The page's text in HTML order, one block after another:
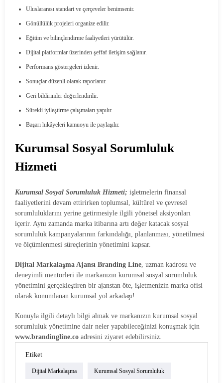
Uluslararası standart ve çerçeveler benimsenir.
Gönüllülük projeleri organize edilir.
Eğitim ve bilinçlendirme faaliyetleri yürütülür.
Dijital platformlar üzerinden şeffaf iletişim sağlanır.
Performans göstergeleri izlenir.
Sonuçlar düzenli olarak raporlanır.
Geri bildirimler değerlendirilir.
Sürekli iyileştirme çalışmaları yapılır.
Başarı hikâyeleri kamuoyu ile paylaşılır.
Kurumsal Sosyal Sorumluluk
Hizmeti
Kurumsal Sosyal Sorumluluk Hizmeti; işletmelerin finansal
faaliyetlerini devam ettirirken toplumsal, kültürel ve çevresel
sorumluluklarını yerine getirmesiyle ilgili yönetsel aksiyonları
içerir. Aynı zamanda marka itibarına artı değer katacak sosyal
sorumluluk kampanyalarının farkındalığı, planlanması, yönetilmesi
ve ölçümlenmesi süreçlerinin yönetimini kapsar.
Dijital Markalaşma Ajansı Branding Line, uzman kadrosu ve
deneyimli mentorleri ile markanızın kurumsal sosyal sorumluluk
yönetimini gerçekleştiren bir ajanstan öte, işletmenizin marka ofisi
olarak konumlanan kurumsal yol arkadaşı!
Konuyla ilgili detaylı bilgi almak ve markanızın kurumsal sosyal
sorumluluk yönetimine dair neler yapabileceğinizi konuşmak için
www.brandingline.co adresini ziyaret edebilirsiniz.
Etiket
Dijital Markalaşma Kurumsal Sosyal Sorumluluk